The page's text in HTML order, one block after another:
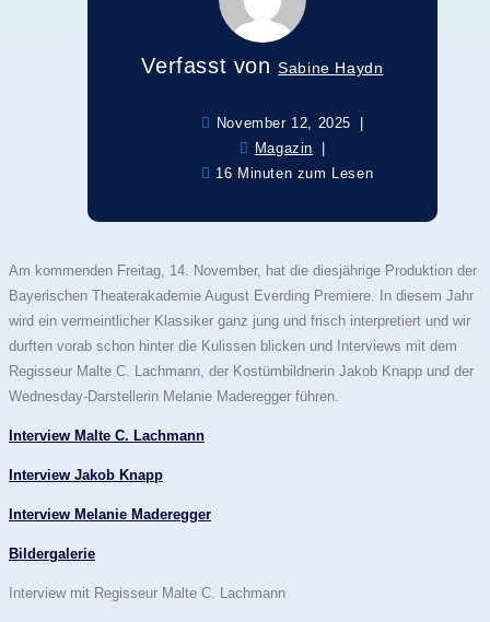
Verfasst vonSabine Haydn
November 12, 2025
Magazin
16 Minuten zum Lesen
Am kommenden Freitag, 14. November, hat die diesjährige Produktion der
Bayerischen Theaterakademie August Everding Premiere. In diesem Jahr
wird ein vermeintlicher Klassiker ganz jung und frisch interpretiert und wir
durften vorab schon hinter die Kulissen blicken und Interviews mit dem
Regisseur Malte C. Lachmann, der Kostümbildnerin Jakob Knapp und der
Wednesday-Darstellerin Melanie Maderegger führen.
Interview Malte C. Lachmann
Interview Jakob Knapp
Interview Melanie Maderegger
Bildergalerie
Interview mit Regisseur Malte C. Lachmann